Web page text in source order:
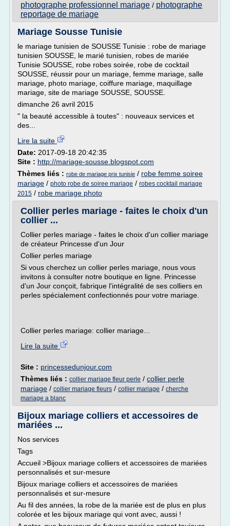
photographe professionnel mariage / photographe
reportage de mariage
Mariage Sousse Tunisie
le mariage tunisien de SOUSSE Tunisie : robe de mariage
tunisien SOUSSE, le marié tunisien, robes de mariée
Tunisie SOUSSE, robe robes soirée, robe de cocktail
SOUSSE, réussir pour un mariage, femme mariage, salle
mariage, photo mariage, coiffure mariage, maquillage
mariage, site de mariage SOUSSE, SOUSSE.
dimanche 26 avril 2015
" la beauté accessible à toutes" : nouveaux services et
des...
Lire la suite
Date: 2017-09-18 20:42:35
Site : http://mariage-sousse.blogspot.com
Thèmes liés : robe de mariage prix tunisie / robe femme soiree
mariage / photo robe de soiree mariage / robes cocktail mariage
2015 / robe mariage photo
Collier perles mariage - faites le choix d'un
collier ...
Collier perles mariage - faites le choix d'un collier mariage
de créateur Princesse d'un Jour
Collier perles mariage
Si vous cherchez un collier perles mariage, nous vous
invitons à consulter notre boutique en ligne. Princesse
d'un Jour conçoit, fabrique l'intégralité de ses colliers en
perles spécialement confectionnés pour votre mariage.
Collier perles mariage: collier mariage...
Lire la suite
Site : princessedunjour.com
Thèmes liés : collier mariage fleur perle / collier perle
mariage / collier mariage fleurs / collier mariage / cherche
mariage a blanc
Bijoux mariage colliers et accessoires de
mariées ...
Nos services
Tags
Accueil >Bijoux mariage colliers et accessoires de mariées
personnalisés et sur-mesure
Bijoux mariage colliers et accessoires de mariées
personnalisés et sur-mesure
Au fil des années, la robe de la mariée est de plus en plus
colorée et les bijoux mariage qui vont avec, aussi !